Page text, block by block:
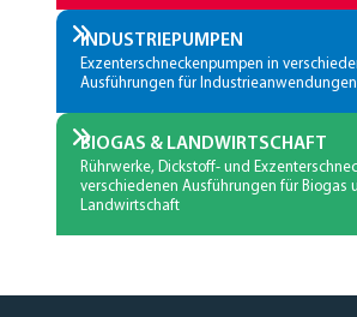
INDUSTRIEPUMPEN
Exzenterschneckenpumpen in
Ausführungen für Industrieanwendungen
BIOGAS & LANDWIRTSCHAFT
Rührwerke, Dickstoff- und
verschiedenen Ausführungen für Biogas
Landwirtschaft